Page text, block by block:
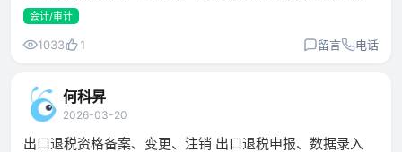
会计/审计
1033 1 留言 电话
何科昇
2026-03-20
出口退税资格备案、变更、注销 出口退税申报、数据录入